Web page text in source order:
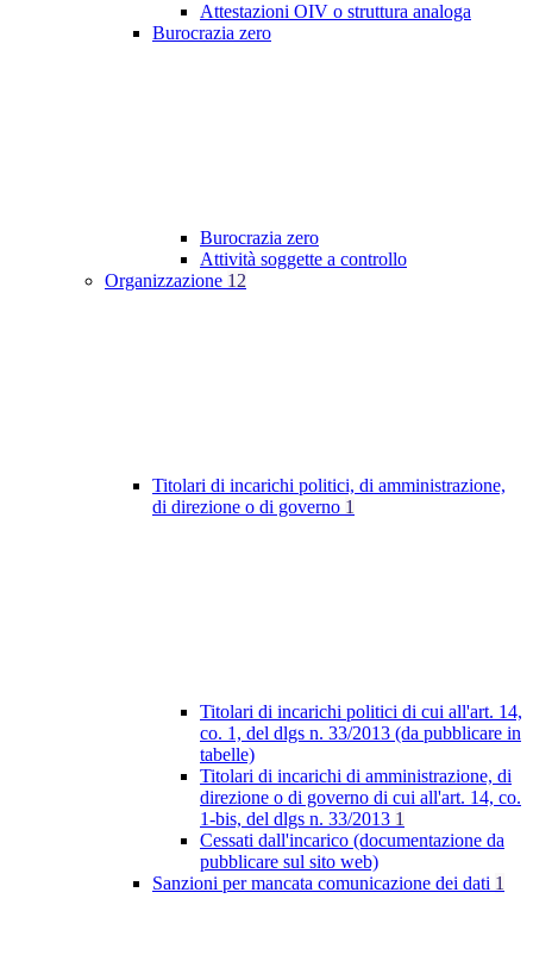
Attestazioni OIV o struttura analoga
Burocrazia zero
Burocrazia zero
Attività soggette a controllo
Organizzazione 12
Titolari di incarichi politici, di amministrazione,
di direzione o di governo 1
Titolari di incarichi politici di cui all'art. 14,
co. 1, del dlgs n. 33/2013 (da pubblicare in
tabelle)
Titolari di incarichi di amministrazione, di
direzione o di governo di cui all'art. 14, co.
1-bis, del dlgs n. 33/2013 1
Cessati dall'incarico (documentazione da
pubblicare sul sito web)
Sanzioni per mancata comunicazione dei dati 1